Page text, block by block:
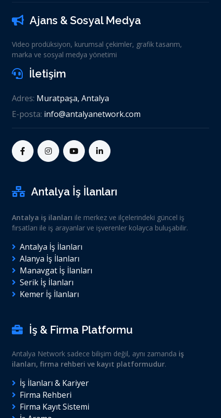
Ajans & Sosyal Medya
Video prodüksiyon, kurumsal çekimler, grafik tasarım,
marka ve sosyal medya yönetimi
İletişim
Adres: Muratpaşa, Antalya
E-posta: info@antalyanetwork.com
Antalya İş İlanları
Antalya iş ilanları ile merkez ve ilçelerindeki güncel iş
fırsatları ile iş arayanlar ve işverenler kolayca buluşabilir.
Antalya İş İlanları
Alanya İş İlanları
Manavgat İş İlanları
Serik İş İlanları
Kemer İş İlanları
İş & Firma Platformu
Antalya Network sadece bilişim değil, aynı zamanda iş
ilanları, firma rehberi ve kayıt platformudur.
İş İlanları & Kariyer
Firma Rehberi
Firma Kayıt Sistemi